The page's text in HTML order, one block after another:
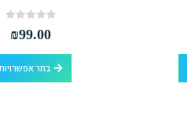
למוצר זה יש מספר סוגים. ניתן לבחור את האפשרויות בעמוד המוצר
₪99.00
בחר אפשרויות